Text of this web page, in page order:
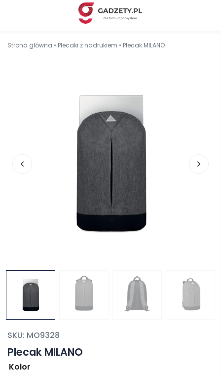
Strona główna • Plecaki z nadrukiem • Plecak MILANO
Plecak MILANO
SKU: MO9328
Kolor